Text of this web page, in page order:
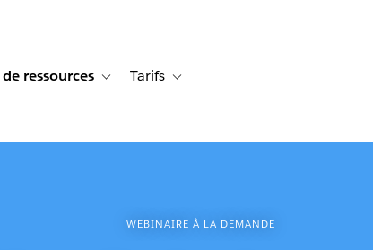
de cas for Solutions
ressources Toggle sub-navigation for Centre de ressources
Tarifs Toggle sub-navigation for Tarifs
WEBINAIRE À LA DEMANDE